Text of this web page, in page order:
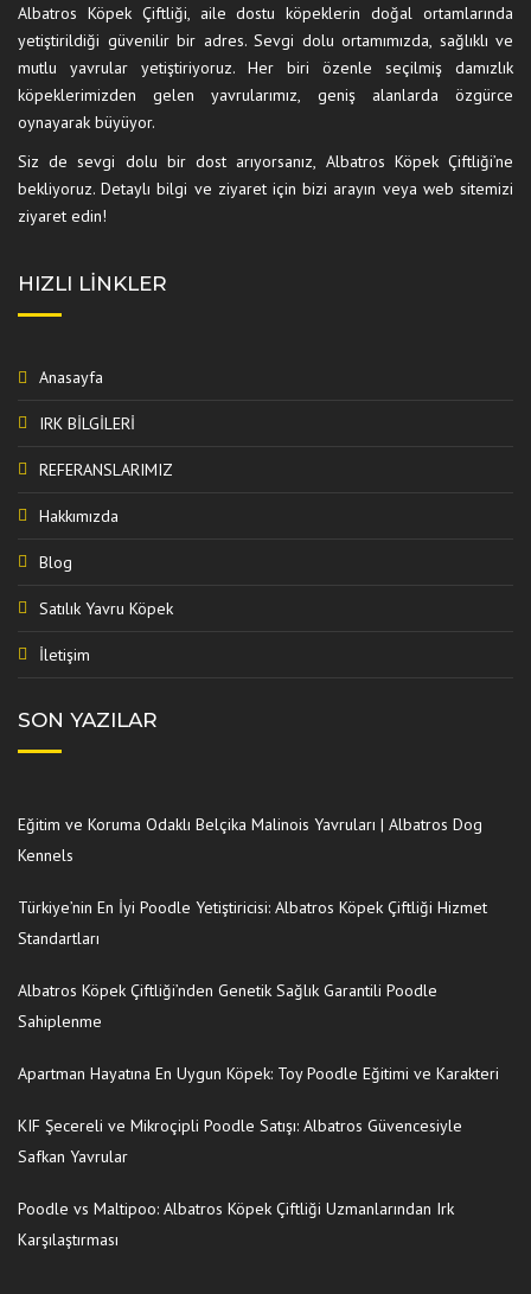
Albatros Köpek Çiftliği, aile dostu köpeklerin doğal ortamlarında
yetiştirildiği güvenilir bir adres. Sevgi dolu ortamımızda, sağlıklı ve
mutlu yavrular yetiştiriyoruz. Her biri özenle seçilmiş damızlık
köpeklerimizden gelen yavrularımız, geniş alanlarda özgürce
oynayarak büyüyor.
Siz de sevgi dolu bir dost arıyorsanız, Albatros Köpek Çiftliği’ne
bekliyoruz. Detaylı bilgi ve ziyaret için bizi arayın veya web sitemizi
ziyaret edin!
HIZLI LINKLER
Anasayfa
IRK BİLGİLERİ
REFERANSLARIMIZ
Hakkımızda
Blog
Satılık Yavru Köpek
İletişim
SON YAZILAR
Eğitim ve Koruma Odaklı Belçika Malinois Yavruları | Albatros Dog
Kennels
Türkiye’nin En İyi Poodle Yetiştiricisi: Albatros Köpek Çiftliği Hizmet
Standartları
Albatros Köpek Çiftliği’nden Genetik Sağlık Garantili Poodle
Sahiplenme
Apartman Hayatına En Uygun Köpek: Toy Poodle Eğitimi ve Karakteri
KIF Şecereli ve Mikroçipli Poodle Satışı: Albatros Güvencesiyle
Safkan Yavrular
Poodle vs Maltipoo: Albatros Köpek Çiftliği Uzmanlarından Irk
Karşılaştırması